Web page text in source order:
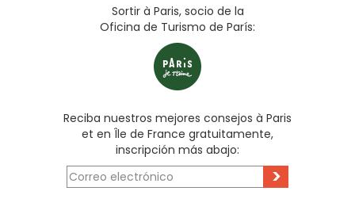
Sortir à Paris, socio de la
Oficina de Turismo de París:
Reciba nuestros mejores consejos à Paris
et en Île de France gratuitamente,
inscripción más abajo:
>